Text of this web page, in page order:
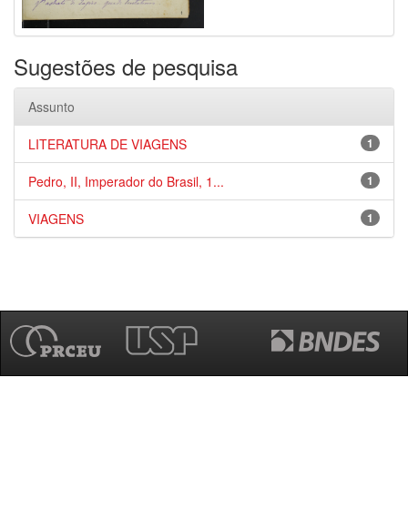
Sugestões de pesquisa
Assunto
1
LITERATURA DE VIAGENS
1
Pedro, II, Imperador do Brasil, 1...
1
VIAGENS